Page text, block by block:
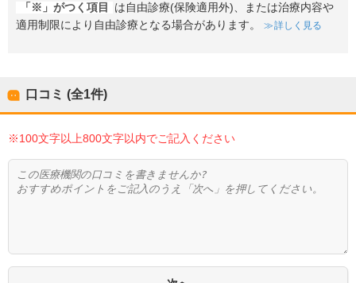
「※」がつく項目
は自由診療(保険適用外)、または治療内容や
適用制限により自由診療となる場合があります。
詳しく見る
口コミ (全1件)
※100文字以上800文字以内でご記入ください